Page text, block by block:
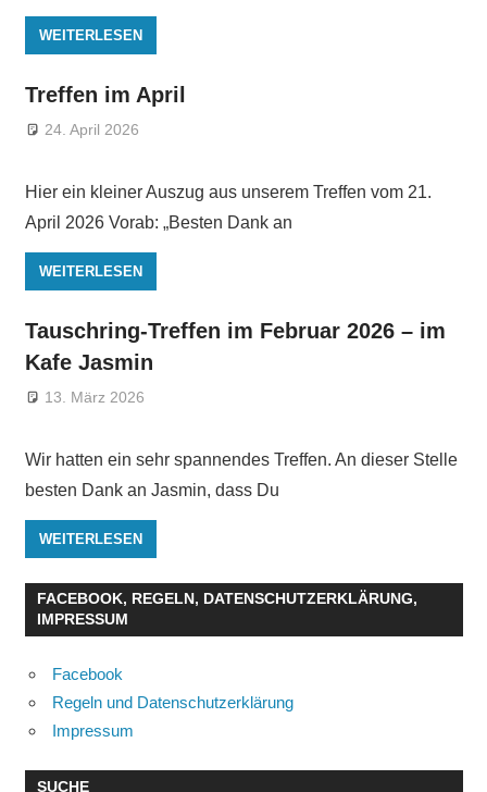
WEITERLESEN
Treffen im April
24. April 2026
Hier ein kleiner Auszug aus unserem Treffen vom 21.
April 2026 Vorab: „Besten Dank an
WEITERLESEN
Tauschring-Treffen im Februar 2026 – im
Kafe Jasmin
13. März 2026
Wir hatten ein sehr spannendes Treffen. An dieser Stelle
besten Dank an Jasmin, dass Du
WEITERLESEN
FACEBOOK, REGELN, DATENSCHUTZERKLÄRUNG,
IMPRESSUM
Facebook
Regeln und Datenschutzerklärung
Impressum
SUCHE